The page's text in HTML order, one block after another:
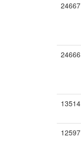
24667
24666
13514
12597